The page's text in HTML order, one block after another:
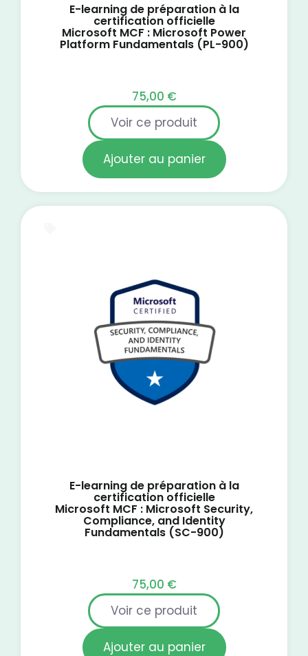
E-learning de préparation à la
certification officielle
Microsoft MCF : Microsoft Power
Platform Fundamentals (PL-900)
75,00 €
Voir ce produit
Ajouter au panier
E-learning de préparation à la
certification officielle
Microsoft MCF : Microsoft Security,
Compliance, and Identity
Fundamentals (SC-900)
75,00 €
Voir ce produit
Ajouter au panier